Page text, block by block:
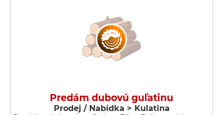
Predám dubovú guľatinu
Prodej / Nabídka > Kulatina